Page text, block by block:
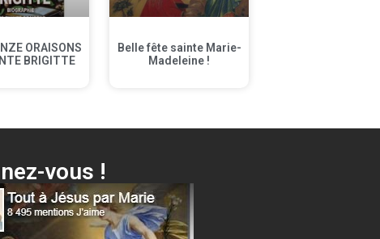
ORAISONS
BRIGITTE
Belle fête sainte Marie-
Madeleine !
vous !